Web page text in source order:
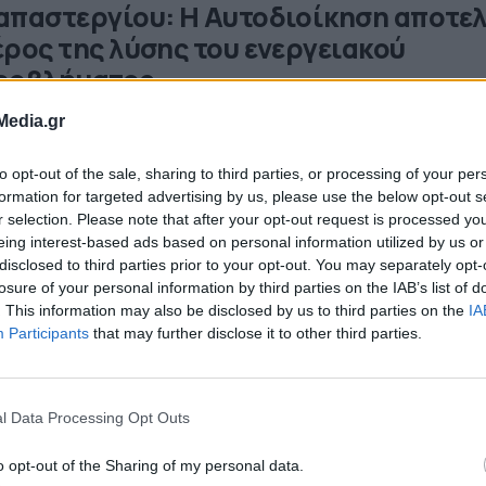
opt-out of the sale, sharing to third parties, or processing of your
for targeted advertising by us, please use the below opt-out
selection. Please note that after your opt-out request is processed
interest-based ads based on personal information utilized by us
to third parties prior to your opt-out. You may separately
of your personal information by third parties on the IAB’s list of
This information may also be disclosed by us to third parties on the
Participants that may further disclose it to other third parties.
Data Processing Opt Outs
opt-out of the Sharing of my personal data.
Η Αυτοδιοίκηση
της λύσης του ενεργειακού
μετάβαση της χώρας ήταν το θέμα της ειδικής
του Διοικητικού Συμβουλίου της ΚΕΔΕ, που
Δήμο Εορδαίας και το Δίκτυο Ενεργειακών Δήμων. Στην
του ΔΣ της ΚΕΔΕ απεύθυναν χαιρετισμό η
Νίκη Κεραμέως που πραγματοποιεί επίσκεψη στην
καθώς και ο […]
- 12.35
Πτολεμαΐδα η συνεδρίαση της
θέμα την απολιγνιτοποίηση
συνεδρίαση του Διοικητικού Συμβουλίου της
της χώρας πραγματοποιείται, αύριο Παρασκευή 1
συνεδρίαση προκλήθηκε κατόπιν πρότασης